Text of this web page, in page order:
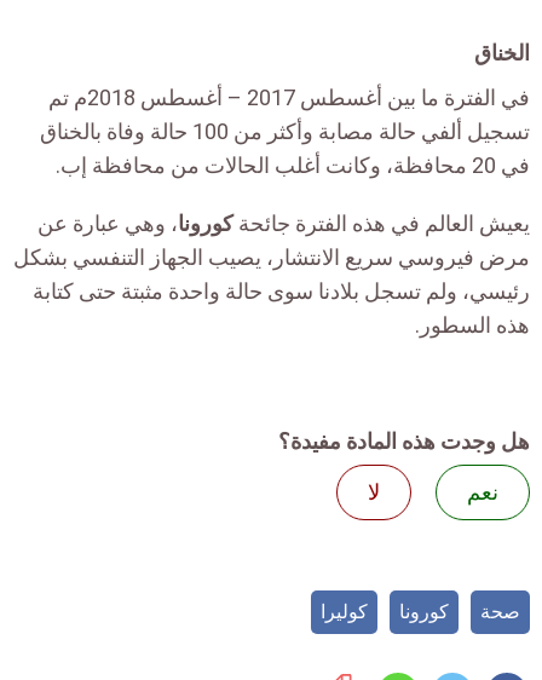
الخناق
في الفترة ما بين أغسطس 2017 – أغسطس 2018م تم
تسجيل ألفي حالة مصابة وأكثر من 100 حالة وفاة بالخناق
في 20 محافظة، وكانت أغلب الحالات من محافظة إب.
يعيش العالم في هذه الفترة جائحةكورونا، وهي عبارة عن
مرض فيروسي سريع الانتشار، يصيب الجهاز التنفسي بشكل
رئيسي، ولم تسجل بلادنا سوى حالة واحدة مثبتة حتى كتابة
هذه السطور.
هل وجدت هذه المادة مفيدة؟
نعم
لا
صحة كورونا كوليرا